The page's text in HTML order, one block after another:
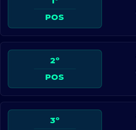
POS
2º
POS
3º